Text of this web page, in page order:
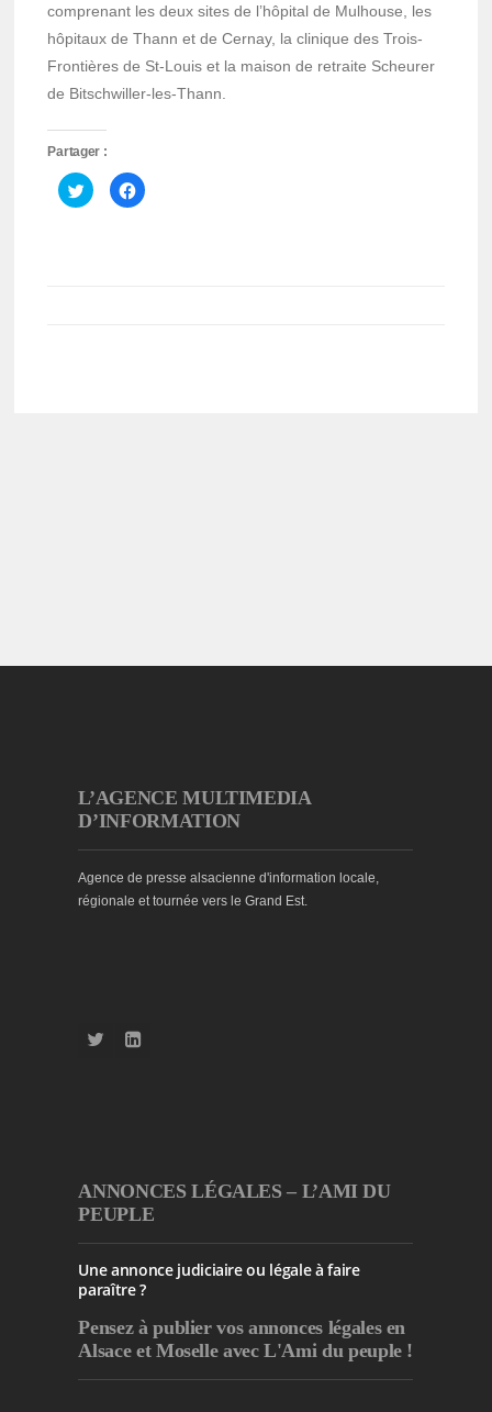
comprenant les deux sites de l’hôpital de Mulhouse, les
hôpitaux de Thann et de Cernay, la clinique des Trois-
Frontières de St-Louis et la maison de retraite Scheurer
de Bitschwiller-les-Thann.
Partager :
Cliquez
pour
partager
Cliquez
pour
L’AGENCE MULTIMEDIA
D’INFORMATION
Agence de presse alsacienne d'information locale,
régionale et tournée vers le Grand Est.
ANNONCES LÉGALES – L’AMI DU
PEUPLE
Une annonce judiciaire ou légale à faire
paraître ?
Pensez à publiervos annonces légales en
Alsace et Moselle avec L'Ami du peuple !